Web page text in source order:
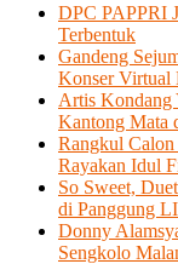
DPC PAPPRI
Terbentuk
Gandeng
Konser Virtual
Artis Kondang
Kantong Mata
Rangkul
Rayakan Idul
So Sweet,
di Panggung
Donny
Sengkolo